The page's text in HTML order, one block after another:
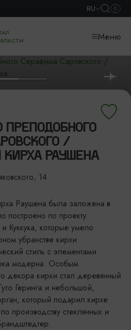
RU
Меню
ПРЕПОДОБНОГО
/
РАУШЕНА
14
Раушена была заложена в
построено по проекту
Куккука, которые умело
убранстве кирхи
стиль с элементами
модерна. Особым
декора кирхи стал деревянный
Геринга и небольшой,
который подарил кирхе
производству стеклянных и